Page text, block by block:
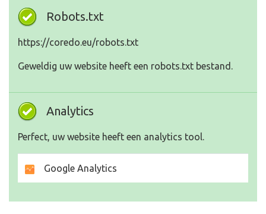
Robots.txt
https://coredo.eu/robots.txt
Geweldig uw website heeft een robots.txt bestand.
Analytics
Perfect, uw website heeft een analytics tool.
Google Analytics